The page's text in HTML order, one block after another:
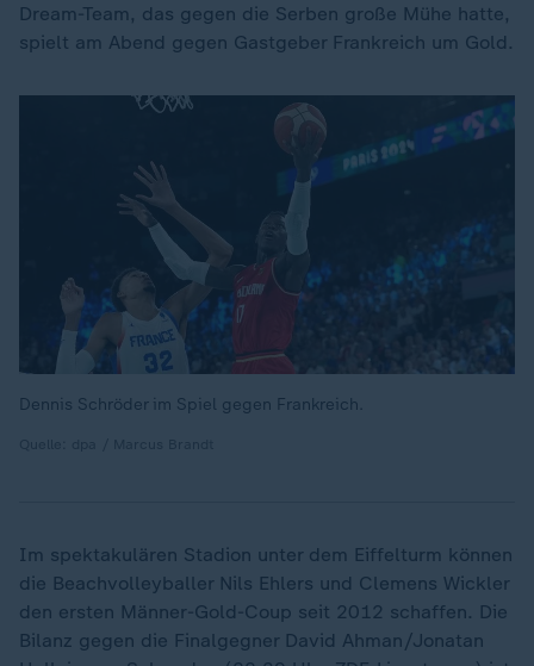
Dream-Team, das gegen die Serben große Mühe hatte,
spielt am Abend gegen Gastgeber Frankreich um Gold.
Dennis Schröder im Spiel gegen Frankreich.
Im spektakulären Stadion unter dem Eiffelturm können
die Beachvolleyballer Nils Ehlers und Clemens Wickler
den ersten Männer-Gold-Coup seit 2012 schaffen. Die
Bilanz gegen die Finalgegner David Ahman/Jonatan